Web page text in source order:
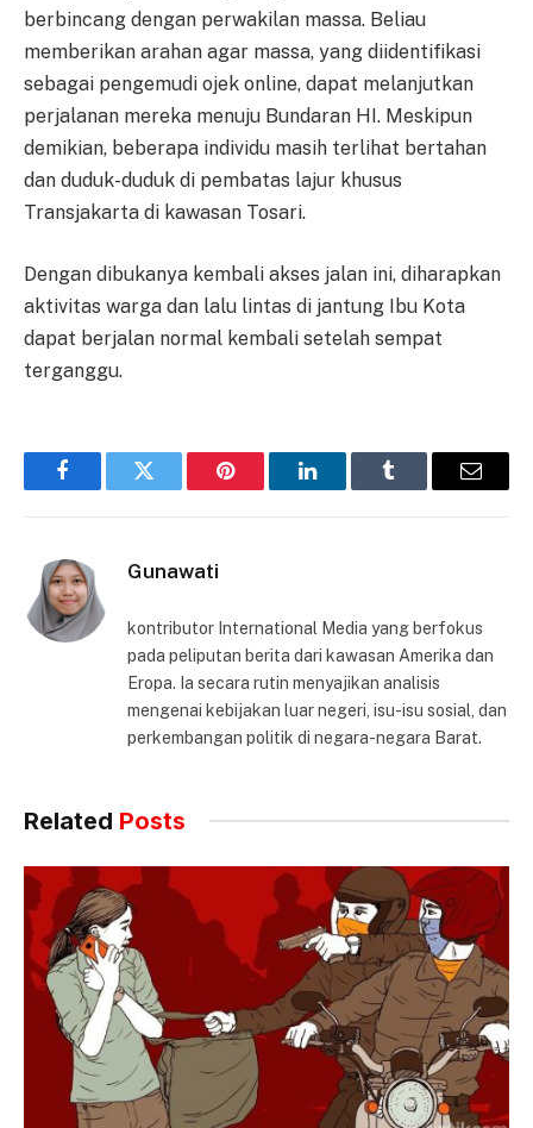
berbincang dengan perwakilan massa. Beliau
memberikan arahan agar massa, yang diidentifikasi
sebagai pengemudi ojek online, dapat melanjutkan
perjalanan mereka menuju Bundaran HI. Meskipun
demikian, beberapa individu masih terlihat bertahan
dan duduk-duduk di pembatas lajur khusus
Transjakarta di kawasan Tosari.
Dengan dibukanya kembali akses jalan ini, diharapkan
aktivitas warga dan lalu lintas di jantung Ibu Kota
dapat berjalan normal kembali setelah sempat
terganggu.
FacebookTwitter Pinterest LinkedInTumblr Email
Gunawati
kontributor International Media yang berfokus
pada peliputan berita dari kawasan Amerika dan
Eropa. Ia secara rutin menyajikan analisis
mengenai kebijakan luar negeri, isu-isu sosial, dan
perkembangan politik di negara-negara Barat.
Related Posts